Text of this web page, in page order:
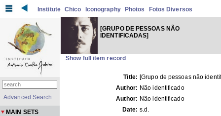
Institute Chico Iconography Photos Fotos Diversos
[GRUPO DE PESSOAS NÃO
IDENTIFICADAS]
Show full item record
Title: [Grupo de pessoas não
Author: Não identificado
Author: Não identificado
Date: s.d.
Advanced Search
MAIN SETS